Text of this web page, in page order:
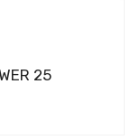
25